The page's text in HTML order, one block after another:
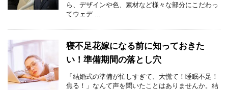
ら、デザインや色、素材など様々な部分にこだわっ
てウェデ ...
寝不足花嫁になる前に知っておきた
い！準備期間の落とし穴
「結婚式の準備が忙しすぎて、大慌て！睡眠不足！
焦る！」なんて声を聞いたことはありませんか。結